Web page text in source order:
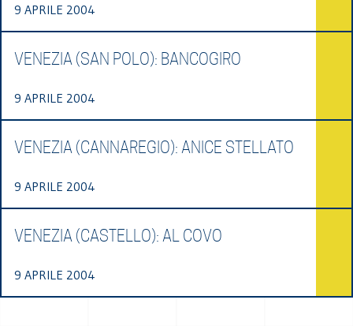
9 APRILE 2004
VENEZIA (SAN POLO): BANCOGIRO
9 APRILE 2004
VENEZIA (CANNAREGIO): ANICE STELLATO
9 APRILE 2004
VENEZIA (CASTELLO): AL COVO
9 APRILE 2004